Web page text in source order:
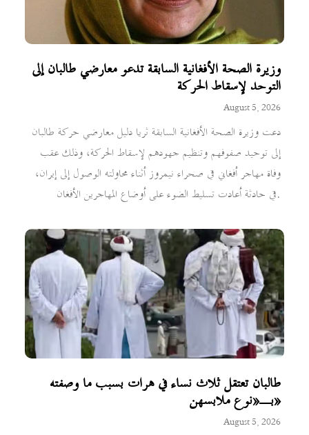
وزيرة الصحة الأفغانية السابقة تدعو معارضي طالبان إلى
التوحد لإسقاط الحركة
August 5, 2026
دعت وزيرة الصحة الأفغانية السابقة ثريا دليل معارضي حركة طالبان
إلى توحيد صفوفهم وتنظيم جهودهم لإسقاط الحركة، وذلك عقب
وفاة مهاجر أفغاني في صحراء نيمروز أثناء محاولته الوصول إلى إيران،
في حادثة أعادت تسليط الضوء على أوضاع المهاجرين الأفغان.
طالبان تعتقل ثلاث نساء في هرات بسبب ما وصفته
بـ«نوع ملابسهن»
August 5, 2026